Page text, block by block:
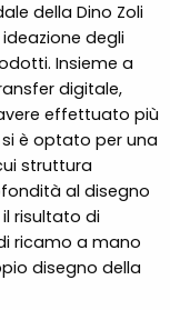
della Dino Zoli
degli
Insieme a
digitale,
effettuato più
è optato per una
struttura
al disegno
risultato di
ricamo a mano
disegno della